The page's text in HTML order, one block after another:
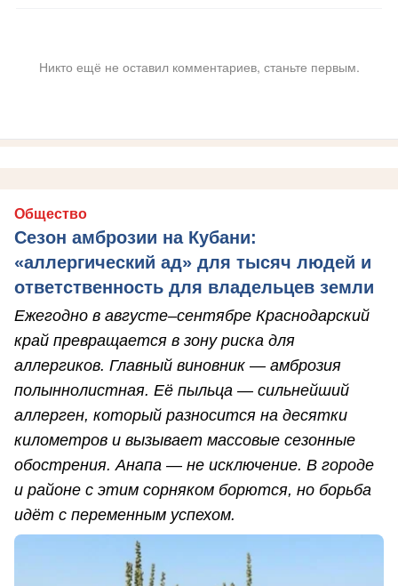
Никто ещё не оставил комментариев, станьте первым.
Общество
Сезон амброзии на Кубани:
«аллергический ад» для тысяч людей и
ответственность для владельцев земли
Ежегодно в августе–сентябре Краснодарский
край превращается в зону риска для
аллергиков. Главный виновник — амброзия
полыннолистная. Её пыльца — сильнейший
аллерген, который разносится на десятки
километров и вызывает массовые сезонные
обострения. Анапа — не исключение. В городе
и районе с этим сорняком борются, но борьба
идёт с переменным успехом.